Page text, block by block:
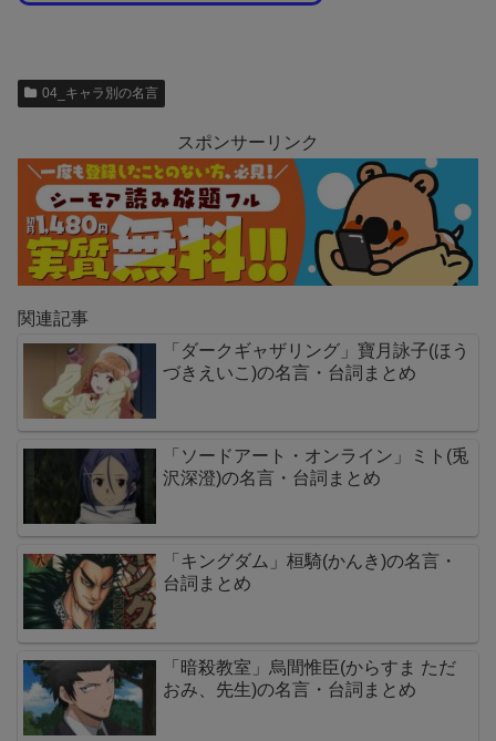
04_キャラ別の名言
スポンサーリンク
関連記事
「ダークギャザリング」寶月詠子(ほう
づきえいこ)の名言・台詞まとめ
「ソードアート・オンライン」ミト(兎
沢深澄)の名言・台詞まとめ
「キングダム」桓騎(かんき)の名言・
台詞まとめ
「暗殺教室」烏間惟臣(からすま ただ
おみ、先生)の名言・台詞まとめ